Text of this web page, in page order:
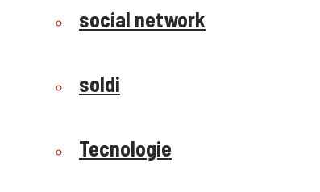
social network
soldi
Tecnologie